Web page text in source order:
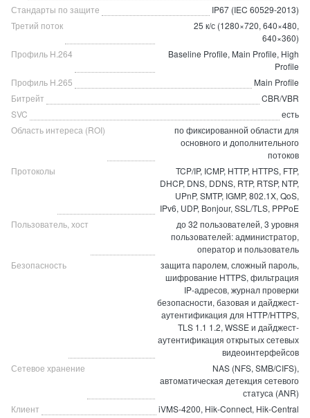
Стандарты по защите
IP67 (IEC 60529-2013)
Третий поток
25 к/с (1280×720, 640×480,
640×360)
Профиль H.264
Baseline Profile, Main Profile, High
Profile
Профиль H.265
Main Profile
Битрейт
CBR/VBR
SVC
есть
Область интереса (ROI)
по фиксированной области для
основного и дополнительного
потоков
Протоколы
TCP/IP, ICMP, HTTP, HTTPS, FTP,
DHCP, DNS, DDNS, RTP, RTSP, NTP,
UPnP, SMTP, IGMP, 802.1X, QoS,
IPv6, UDP, Bonjour, SSL/TLS, PPPoE
Пользователь, хост
до 32 пользователей, 3 уровня
пользователей: администратор,
оператор и пользователь
Безопасность
защита паролем, сложный пароль,
шифрование HTTPS, фильтрация
IP-адресов, журнал проверки
безопасности, базовая и дайджест-
аутентификация для HTTP/HTTPS,
TLS 1.1 1.2, WSSE и дайджест-
аутентификация открытых сетевых
видеоинтерфейсов
Сетевое хранение
NAS (NFS, SMB/CIFS),
автоматическая детекция сетевого
статуса (ANR)
Клиент
iVMS-4200, Hik-Connect, Hik-Central